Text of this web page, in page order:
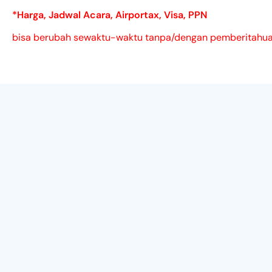
*Harga, Jadwal Acara, Airportax, Visa, PPN
bisa berubah sewaktu-waktu tanpa/dengan